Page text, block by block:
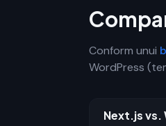
Conform unui
WordPress
Next.js vs.